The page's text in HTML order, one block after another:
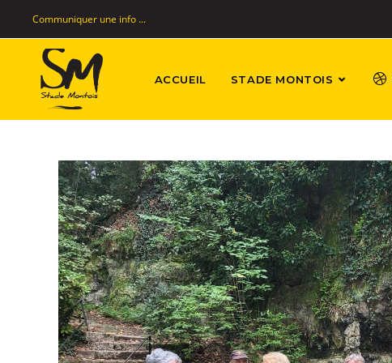
Communiquer une info ...
ACCUEIL STADE MONTOIS